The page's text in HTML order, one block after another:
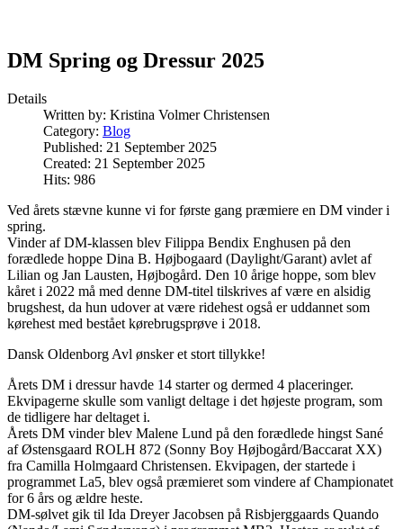
DM Spring og Dressur 2025
Details
Written by: Kristina Volmer Christensen
Category: Blog
Published: 21 September 2025
Created: 21 September 2025
Hits: 986
Ved årets stævne kunne vi for første gang præmiere en DM vinder i
spring.
Vinder af DM-klassen blev Filippa Bendix Enghusen på den
forædlede hoppe Dina B. Højbogaard (Daylight/Garant) avlet af
Lilian og Jan Lausten, Højbogård. Den 10 årige hoppe, som blev
kåret i 2022 må med denne DM-titel tilskrives af være en alsidig
brugshest, da hun udover at være ridehest også er uddannet som
kørehest med bestået kørebrugsprøve i 2018.
Dansk Oldenborg Avl ønsker et stort tillykke!
Årets DM i dressur havde 14 starter og dermed 4 placeringer.
Ekvipagerne skulle som vanligt deltage i det højeste program, som
de tidligere har deltaget i.
Årets DM vinder blev Malene Lund på den forædlede hingst Sané
af Østensgaard ROLH 872 (Sonny Boy Højbogård/Baccarat XX)
fra Camilla Holmgaard Christensen. Ekvipagen, der startede i
programmet La5, blev også præmieret som vindere af Championatet
for 6 års og ældre heste.
DM-sølvet gik til Ida Dreyer Jacobsen på Risbjerggaards Quando